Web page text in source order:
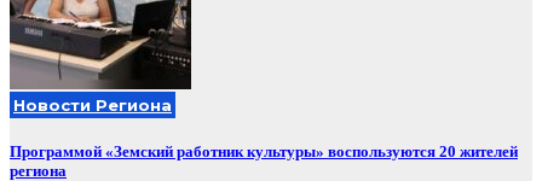
Новости Региона
Программой «Земский работник культуры» воспользуются 20 жителей
региона